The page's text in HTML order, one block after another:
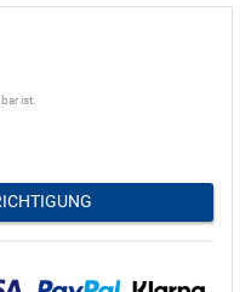
ist.